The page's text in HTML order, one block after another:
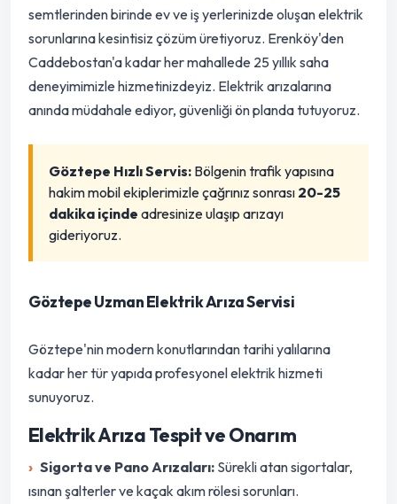
semtlerinden birinde ev ve iş yerlerinizde oluşan elektrik
sorunlarına kesintisiz çözüm üretiyoruz. Erenköy'den
Caddebostan'a kadar her mahallede 25 yıllık saha
deneyimimizle hizmetinizdeyiz. Elektrik arızalarına
anında müdahale ediyor, güvenliği ön planda tutuyoruz.
Göztepe Hızlı Servis: Bölgenin trafik yapısına
hakim mobil ekiplerimizle çağrınız sonrası 20-25
dakika içinde adresinize ulaşıp arızayı
gideriyoruz.
Göztepe Uzman Elektrik Arıza Servisi
Göztepe'nin modern konutlarından tarihi yalılarına
kadar her tür yapıda profesyonel elektrik hizmeti
sunuyoruz.
Elektrik Arıza Tespit ve Onarım
Sigorta ve Pano Arızaları: Sürekli atan sigortalar,
ısınan şalterler ve kaçak akım rölesi sorunları.